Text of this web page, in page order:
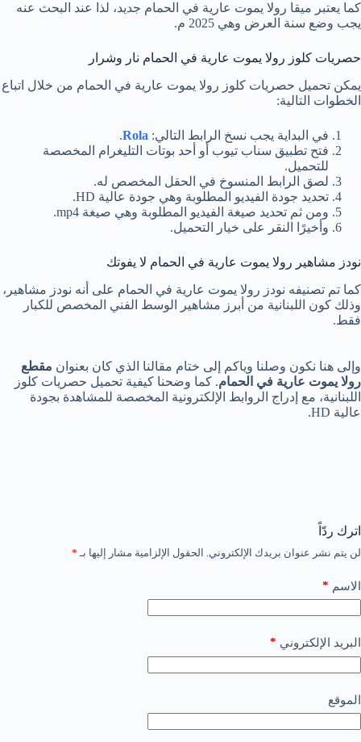
كما يعتبر ميقا رولا يموت عارية في الحمام جديد، لذا عند البحث عنه
يجب وضع سنة العرض وهي 2025 م.
حصريات كلوز رولا يموت عارية في الحمام نار وشرار
يمكن تحميل حصريات كلوز رولا يموت عارية في الحمام من خلال اتباع
الخطوات التالية:
في البداية يجب نسخ الرابط التالي: Rola
.
فتح تطبيق سناب تيوب أو أحد بوتات التليغرام المخصصة
للتحميل.
لصق الرابط المنسوخ في الحقل المخصص له.
تحديد جودة الفيديو المطلوبة وهي جودة عالية HD.
ومن ثم تحديد صيغة الفيديو المطلوبة وهي صيغة mp4.
وأخيرًا النقر على خيار التحميل.
نودز مشاهير رولا يموت عارية في الحمام لا يفوتك
كما تم تصنيفه نودز رولا يموت عارية في الحمام على أنه نودز مشاهير،
وذلك كون اللبنانية من أبرز مشاهير الوسط الفني المخصص للكبار
فقط.
وإلى هنا نكون وصلنا وياكم إلى ختام مقالنا الذي كان بعنوان مقطع
رولا يموت عارية في الحمام. كما وضحنا كيفية تحميل حصريات كلوز
اللبنانية، مع إدراج الروابط الإلكترونية المخصصة للمشاهدة بجودة
عالية HD.
اترك ردّاً
لن يتم نشر عنوان بريدك الإلكتروني. الحقول الإلزامية مشار إليها بـ *
الاسم *
البريد الإلكتروني *
الموقع